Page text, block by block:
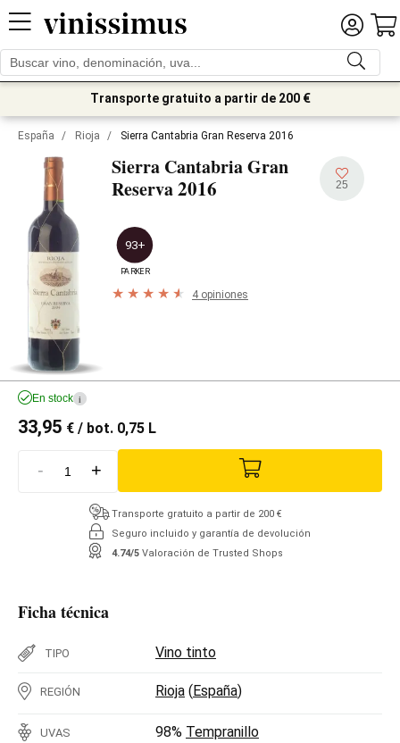
Transporte gratuito a partir de 200 €
España / Rioja / Sierra Cantabria Gran Reserva 2016
Sierra Cantabria Gran
Reserva2016 25
93+
PARKER
4 opiniones
En stock i
33,95 € / bot. 0,75 L
- +
Transporte gratuito a partir de 200 €
Seguro incluido y garantía de devolución
4.74/5 Valoración de Trusted Shops
Ficha técnica
TIPO Vino tinto
REGIÓN Rioja (España)
UVAS 98% Tempranillo